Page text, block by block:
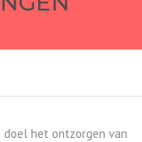
het ontzorgen van